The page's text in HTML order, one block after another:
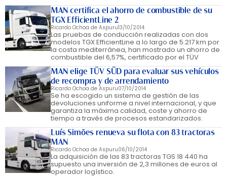
MAN certifica el ahorro de combustible de su
TGX EfficientLine 2
Ricardo Ochoa de Aspuru13/10/2014
Las pruebas de conducción realizadas con dos
modelos TGX EfficientLine a lo largo de 5.217 km por
la costa mediterránea, han mostrado un ahorro de
combustible del 6,57%, certificado por el TÜV
MAN elige TÜV SÜD para evaluar sus vehículos
de recompra y de arrendamiento
Ricardo Ochoa de Aspuru07/10/2014
Se ha escogido un sistema de gestión de las
devoluciones uniforme a nivel internacional, y que
garantiza la máxima calidad, coste y ahorro de
tiempo a través de procesos estandarizados.
Luís Simões renueva su flota con 83 tractoras
MAN
Ricardo Ochoa de Aspuru06/10/2014
La adquisición de las 83 tractoras TGS 18 440 ha
supuesto una inversión de 2,3 millones de euros al
operador logístico.